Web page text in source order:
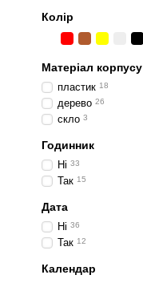
Колір
Матеріал корпусу
пластик 18
дерево 26
скло 3
Годинник
Ні 33
Так 15
Дата
Ні 36
Так 12
Календар